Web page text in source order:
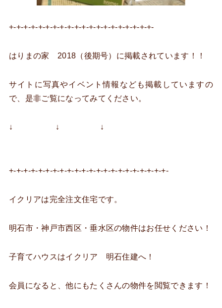
+-+-+-+-+-+-+-+-+-+-+-+-+-+-+-+-+-+-+-+-
はりまの家 2018（後期号）に掲載されています！！
サイトに写真やイベント情報なども掲載していますの
で、是非ご覧になってみてください。
↓ ↓ ↓
+-+-+-+-+-+-+-+-+-+-+-+-+-+-+-+-+-+-+-+-+-+-
イクリアは完全注文住宅です。
明石市・神戸市西区・垂水区の物件はお任せください！
子育てハウスはイクリア 明石住建へ！
会員になると、他にもたくさんの物件を閲覧できます！